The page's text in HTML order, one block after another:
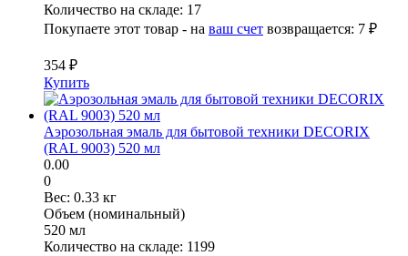
Количество на складе: 17
Покупаете этот товар - на ваш счет возвращается: 7 ₽
354 ₽
Купить
Аэрозольная эмаль для бытовой техники DECORIX
(RAL 9003) 520 мл
0.00
0
Вес: 0.33 кг
Объем (номинальный)
520 мл
Количество на складе: 1199